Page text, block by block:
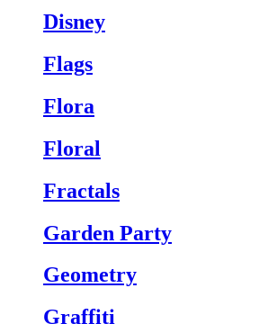
Disney
Flags
Flora
Floral
Fractals
Garden Party
Geometry
Graffiti